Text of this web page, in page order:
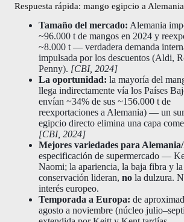
Respuesta rápida: mango egipcio a Alemania
Tamaño del mercado: Alemania
~96.000 t de mangos en 2024 y
~8.000 t — verdadera demanda
impulsada por los descuentos (Aldi,
Penny). [CBI, 2024]
La oportunidad: la mayoría del
llega indirectamente vía los Países
envían ~34% de sus ~156.000 t de
reexportaciones a Alemania) — un
egipcio directo elimina una capa
[CBI, 2024]
Mejores variedades para
especificación de supermercado —
Naomi; la apariencia, la baja fibra y la
conservación lideran, no la dulzura.
interés europeo.
Temporada a Europa: de
agosto a noviembre (núcleo